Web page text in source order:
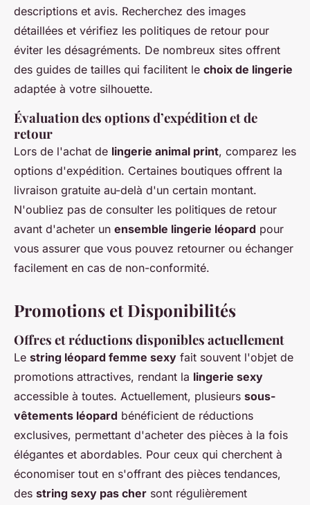
descriptions et avis. Recherchez des images
détaillées et vérifiez les politiques de retour pour
éviter les désagréments. De nombreux sites offrent
des guides de tailles qui facilitent le choix de lingerie
adaptée à votre silhouette.
Évaluation des options d’expédition et de
retour
Lors de l'achat de lingerie animal print, comparez les
options d'expédition. Certaines boutiques offrent la
livraison gratuite au-delà d'un certain montant.
N'oubliez pas de consulter les politiques de retour
avant d'acheter un ensemble lingerie léopard pour
vous assurer que vous pouvez retourner ou échanger
facilement en cas de non-conformité.
Promotions et Disponibilités
Offres et réductions disponibles actuellement
Le string léopard femme sexy fait souvent l'objet de
promotions attractives, rendant la lingerie sexy
accessible à toutes. Actuellement, plusieurs sous-
vêtements léopard bénéficient de réductions
exclusives, permettant d'acheter des pièces à la fois
élégantes et abordables. Pour ceux qui cherchent à
économiser tout en s'offrant des pièces tendances,
des string sexy pas cher sont régulièrement